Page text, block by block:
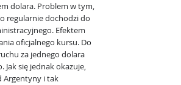
dolara. Problem w tym,
regularnie dochodzi do
Efektem
oficjalnego kursu. Do
za jednego dolara
Jak się jednak okazuje,
Argentyny i tak